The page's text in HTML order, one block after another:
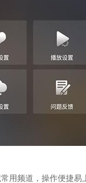
用频道，操作便捷易